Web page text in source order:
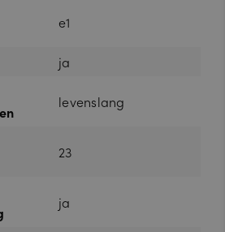
e1
ja
levenslang
23
ja